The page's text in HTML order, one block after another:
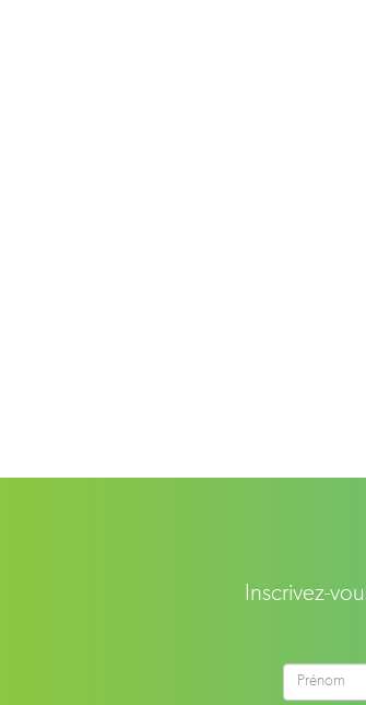
Inscrivez-